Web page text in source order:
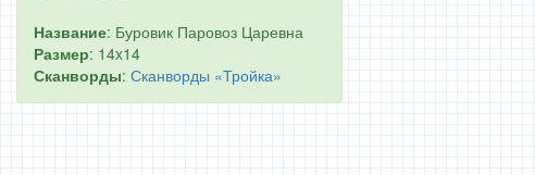
Название: Буровик Паровоз Царевна
Размер: 14x14
Сканворды: Сканворды «Тройка»